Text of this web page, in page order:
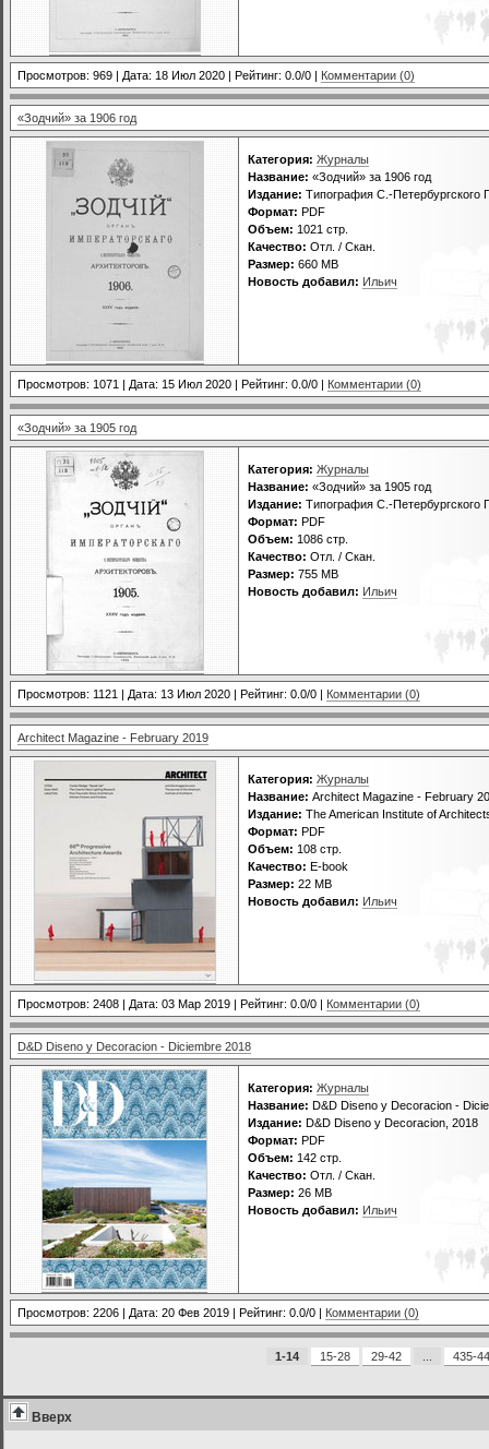
Просмотров: 969 | Дата: 18 Июл 2020 | Рейтинг: 0.0/0 | Комментарии (0)
«Зодчий» за 1906 год
Категория: Журналы
Название: «Зодчий» за 1906 год
Издание: Типография С.-Петербургского
Формат: PDF
Объем: 1021 стр.
Качество: Отл. / Скан.
Размер: 660 МВ
Новость добавил: Ильич
Просмотров: 1071 | Дата: 15 Июл 2020 | Рейтинг: 0.0/0 | Комментарии (0)
«Зодчий» за 1905 год
Категория: Журналы
Название: «Зодчий» за 1905 год
Издание: Типография С.-Петербургского
Формат: PDF
Объем: 1086 стр.
Качество: Отл. / Скан.
Размер: 755 МВ
Новость добавил: Ильич
Просмотров: 1121 | Дата: 13 Июл 2020 | Рейтинг: 0.0/0 | Комментарии (0)
Architect Magazine - February 2019
Категория: Журналы
Название: Architect Magazine - February
Издание: The American Institute of
Формат: PDF
Объем: 108 стр.
Качество: E-book
Размер: 22 МВ
Новость добавил: Ильич
Просмотров: 2408 | Дата: 03 Мар 2019 | Рейтинг: 0.0/0 | Комментарии (0)
D&D Diseno y Decoracion - Diciembre 2018
Категория: Журналы
Название: D&D Diseno y Decoracion -
Издание: D&D Diseno y Decoracion, 2018
Формат: PDF
Объем: 142 стр.
Качество: Отл. / Скан.
Размер: 26 МВ
Новость добавил: Ильич
Просмотров: 2206 | Дата: 20 Фев 2019 | Рейтинг: 0.0/0 | Комментарии (0)
1-14 15-28 29-42 435-
Вверх